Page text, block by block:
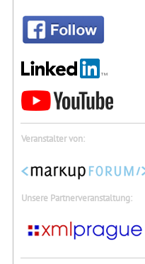
Veranstalter von:
Unsere Partnerveranstaltung: